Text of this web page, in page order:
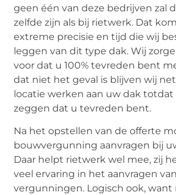
geen één van deze bedrijven zal
zelfde zijn als bij rietwerk. Dat
extreme precisie en tijd die wij
leggen van dit type dak. Wij
voor dat u 100% tevreden bent
dat niet het geval is blijven wij
locatie werken aan uw dak
zeggen dat u tevreden bent.
Na het opstellen van de offerte
bouwvergunning aanvragen bij
Daar helpt rietwerk wel mee, zij
veel ervaring in het aanvragen
vergunningen. Logisch ook, want